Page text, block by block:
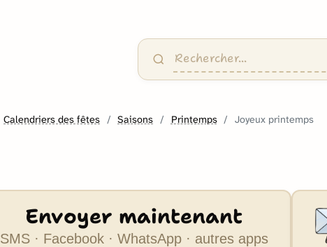
Calendriers des fêtes Saisons Printemps Joyeux printemps
Envoyer maintenant
SMS · Facebook · WhatsApp · autres apps